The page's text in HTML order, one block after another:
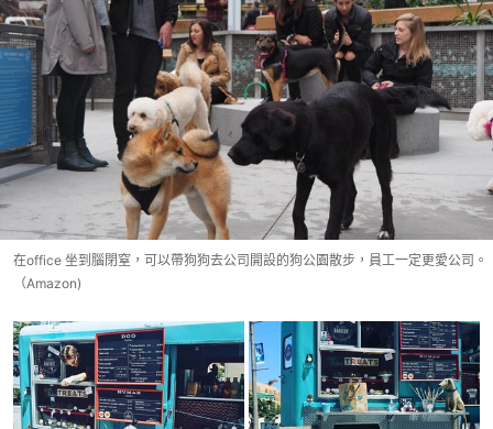
在office 坐到腦閉窒，可以帶狗狗去公司開設的狗公園散步，員工一定更愛公司。
（Amazon)